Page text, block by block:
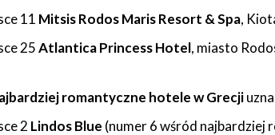
11 Mitsis Rodos Maris Resort & Spa,
25Atlantica Princess Hotel, miasto
romantyczne hotele w Grecji
2 Lindos Blue (numer 6 wśród najbardziej